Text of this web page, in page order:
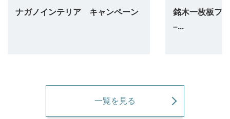
ナガノインテリア キャンペーン
銘木一枚板
–...
一覧を見る